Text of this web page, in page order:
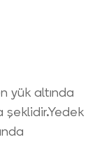
yük altında
şeklidir.Yedek